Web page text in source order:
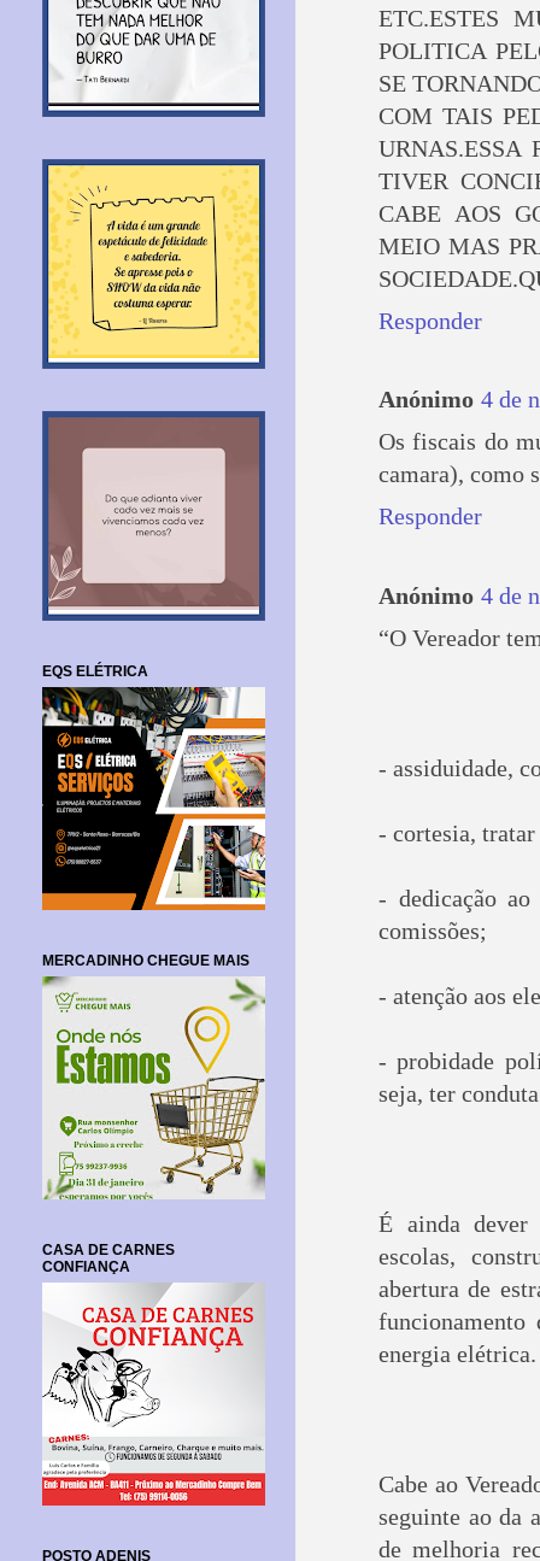
ETC.ESTES
POLITICA
SE
COM TAIS
TIVER
CABE AOS
MEIO MAS
Responder
Anónimo 4 de
Os fiscais do
camara), como
Responder
Anónimo 4 de
“O Vereador
- assiduidade,
- cortesia, tratar
- dedicação
comissões;
- atenção aos
- probidade
seja, ter
É ainda dever
escolas,
abertura de
funcionamento
energia elétrica.
Cabe ao
seguinte ao da
de melhoria
EQS ELÉTRICA
MERCADINHO CHEGUE MAIS
CASA DE CARNES
CONFIANÇA
POSTO ADENIS